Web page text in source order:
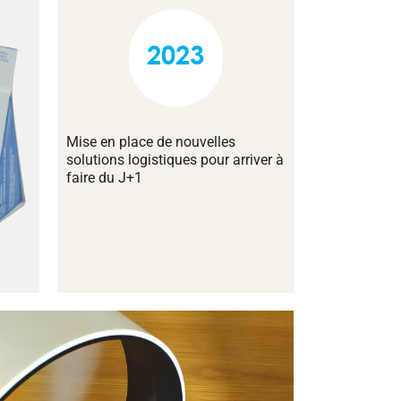
2023
Mise en place de nouvelles
solutions logistiques pour arriver à
faire du J+1